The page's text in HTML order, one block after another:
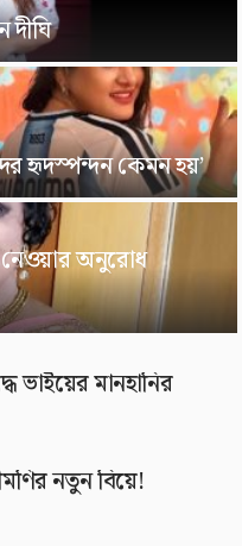
হৃদস্পন্দন কেমন হয়’
অনুরোধ
ভাইয়ের মানহানির
নতুন বিয়ে!